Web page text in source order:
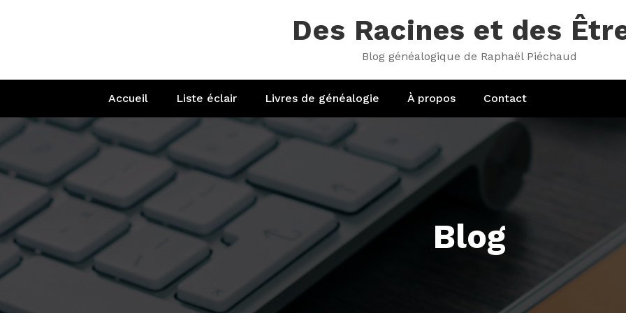
Des Racines et des
Blog généalogique de Raphaël Piéchaud
Accueil Liste éclair Livres de généalogie À propos Contact
Blog